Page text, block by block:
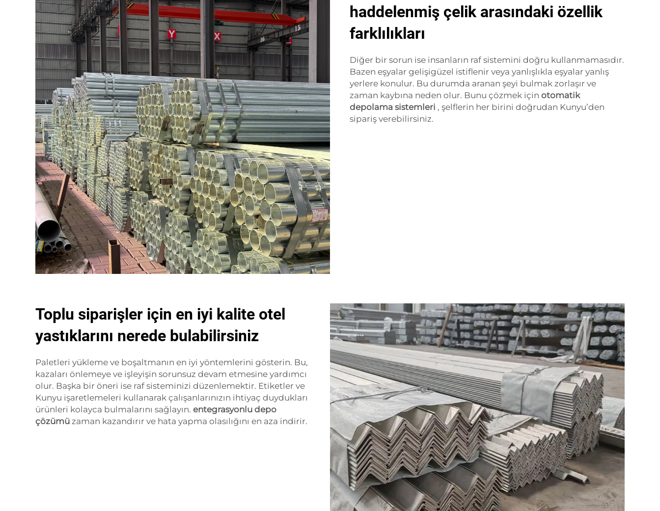
haddelenmiş çelik arasındaki özellik
farklılıkları
Diğer bir sorun ise insanların raf sistemini doğru kullanmamasıdır.
Bazen eşyalar gelişigüzel istiflenir veya yanlışlıkla eşyalar yanlış
yerlere konulur. Bu durumda aranan şeyi bulmak zorlaşır ve
zaman kaybına neden olur. Bunu çözmek için otomatik
depolama sistemleri , şelflerin her birini doğrudan Kunyu’den
sipariş verebilirsiniz.
Toplu siparişler için en iyi kalite otel
yastıklarını nerede bulabilirsiniz
Paletleri yükleme ve boşaltmanın en iyi yöntemlerini gösterin. Bu,
kazaları önlemeye ve işleyişin sorunsuz devam etmesine yardımcı
olur. Başka bir öneri ise raf sisteminizi düzenlemektir. Etiketler ve
Kunyu işaretlemeleri kullanarak çalışanlarınızın ihtiyaç duydukları
ürünleri kolayca bulmalarını sağlayın. entegrasyonlu depo
çözümü zaman kazandırır ve hata yapma olasılığını en aza indirir.